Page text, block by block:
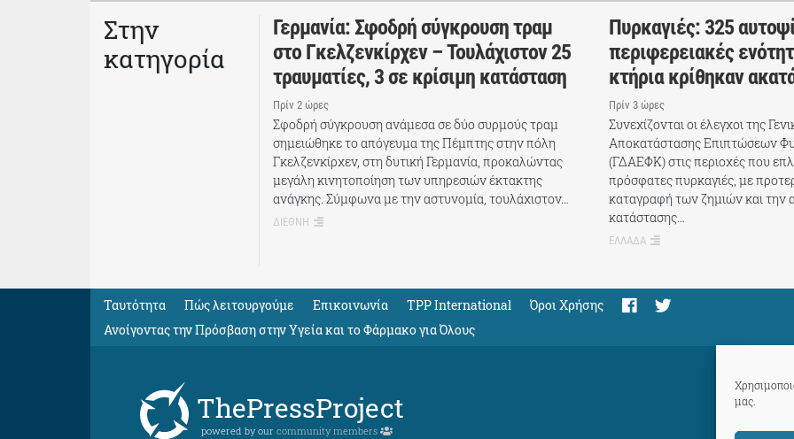
μας.
Στην
κατηγορία
Γερμανία: Σφοδρή σύγκρουση τραμ
στο Γκελζενκίρχεν – Τουλάχιστον 25
τραυματίες, 3 σε κρίσιμη κατάσταση
Πρίν 2 ώρες
Σφοδρή σύγκρουση ανάμεσα σε δύο συρμούς τραμ
σημειώθηκε το απόγευμα της Πέμπτης στην πόλη
Γκελζενκίρχεν, στη δυτική Γερμανία, προκαλώντας
μεγάλη κινητοποίηση των υπηρεσιών έκτακτης
ανάγκης. Σύμφωνα με την αστυνομία, τουλάχιστον…
ΔΙΕΘΝΗ
Πυρκαγιές: 325
περιφερειακές
κτήρια κρίθηκαν
Πρίν 3 ώρες
Συνεχίζονται οι έλεγχοι της
Αποκατάστασης Επιπτώσεων
(ΓΔΑΕΦΚ) στις περιοχές που
πρόσφατες πυρκαγιές, με
καταγραφή των ζημιών και την
κατάστασης…
ΕΛΛΑΔΑ
Ταυτότητα Πώς λειτουργούμε Eπικοινωνία TPP International
Όροι Χρήσης
Ανοίγοντας την Πρόσβαση στην Υγεία και το Φάρμακο για Όλους
ThePressProject
powered by our community members